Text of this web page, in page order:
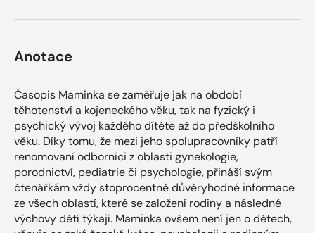
Anotace
Časopis Maminka se zaměřuje jak na období
těhotenství a kojeneckého věku, tak na fyzický i
psychický vývoj každého dítěte až do předškolního
věku. Díky tomu, že mezi jeho spolupracovníky patří
renomovaní odborníci z oblasti gynekologie,
porodnictví, pediatrie či psychologie, přináší svým
čtenářkám vždy stoprocentně důvěryhodné informace
ze všech oblastí, které se založení rodiny a následné
výchovy dětí týkají. Maminka ovšem není jen o dětech,